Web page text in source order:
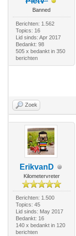
Banned
Berichten: 1.562
Topics: 16
Lid sinds: Apr 2017
Bedankt: 98
505 x bedankt in 350
berichten
Zoek
ErikvanD
Kilometervreter
Berichten: 1.500
Topics: 45
Lid sinds: May 2017
Bedankt: 16
140 x bedankt in 120
berichten